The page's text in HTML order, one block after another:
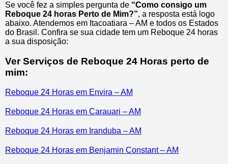
Se você fez a simples pergunta de “Como consigo um
Reboque 24 horas Perto de Mim?”, a resposta está logo
abaixo. Atendemos em Itacoatiara – AM e todos os Estados
do Brasil. Confira se sua cidade tem um Reboque 24 horas
a sua disposição:
Ver Serviços de Reboque 24 Horas perto de
mim:
Reboque 24 Horas em Envira – AM
Reboque 24 Horas em Carauari – AM
Reboque 24 Horas em Iranduba – AM
Reboque 24 Horas em Benjamin Constant – AM